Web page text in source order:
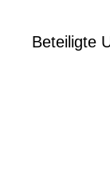
Beteiligte